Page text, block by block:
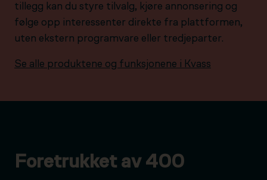
tillegg kan du styre tilvalg, kjøre annonsering og
følge opp interessenter direkte fra plattformen,
uten ekstern programvare eller tredjeparter.
Se alle produktene og funksjonene i Kvass
Foretrukket av 400